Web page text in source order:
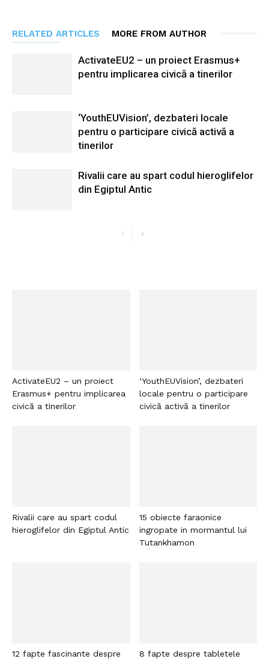
RELATED ARTICLES MORE FROM AUTHOR
ActivateEU2 – un proiect Erasmus+
pentru implicarea civică a tinerilor
‘YouthEUVision’, dezbateri locale
pentru o participare civică activă a
tinerilor
Rivalii care au spart codul hieroglifelor
din Egiptul Antic
ActivateEU2 – un proiect
Erasmus+ pentru implicarea
civică a tinerilor
‘YouthEUVision’, dezbateri
locale pentru o participare
civică activă a tinerilor
Rivalii care au spart codul
hieroglifelor din Egiptul Antic
15 obiecte faraonice
ingropate in mormantul lui
Tutankhamon
12 fapte fascinante despre
8 fapte despre tabletele